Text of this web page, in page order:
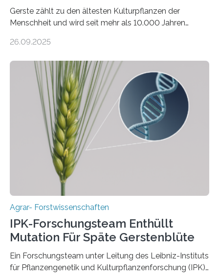
Gerste zählt zu den ältesten Kulturpflanzen der
Menschheit und wird seit mehr als 10.000 Jahren
einzigen Ort domestiziert wurde. Eine neue Studie eines
Instituts für Pflanzengenetik und
Kulturpflanzenforschung (IPK) zeigt, dass die heutige
Gerste aus verschiedenen Wildpopulationen im
sogenannten Fruchtbaren Halbmond hervorgegangen
ist. Sie besitzt also eine Art „Mosaik-Abstammung“. Die
Ergebnisse der Studie wurden heute in der
Fachzeitschrift „Nature“ veröffentlicht. Die
Forschungsgruppe hat die Evolution und…
26.09.2025
Agrar- Forstwissenschaften
IPK-Forschungsteam Enthüllt
Mutation Für Späte Gerstenblüte
Ein Forschungsteam unter Leitung des Leibniz-Instituts
für Pflanzengenetik und Kulturpflanzenforschung (IPK)